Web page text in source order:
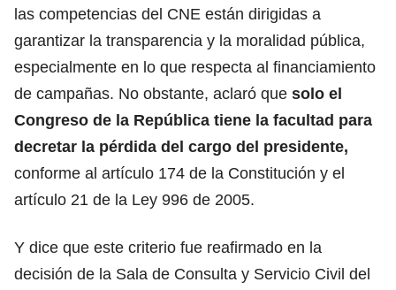
las competencias del CNE están dirigidas a
garantizar la transparencia y la moralidad pública,
especialmente en lo que respecta al financiamiento
de campañas. No obstante, aclaró que solo el
Congreso de la República tiene la facultad para
decretar la pérdida del cargo del presidente,
conforme al artículo 174 de la Constitución y el
artículo 21 de la Ley 996 de 2005.
Y dice que este criterio fue reafirmado en la
decisión de la Sala de Consulta y Servicio Civil del